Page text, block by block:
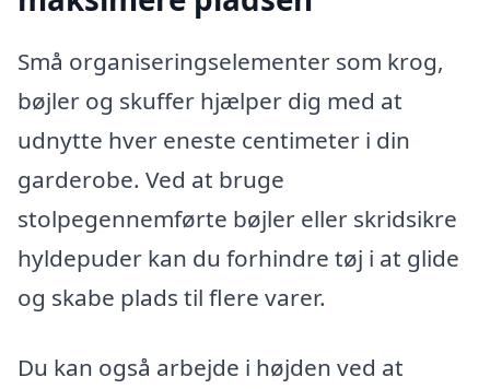
Små organiseringselementer som krog,
bøjler og skuffer hjælper dig med at
udnytte hver eneste centimeter i din
garderobe. Ved at bruge
stolpegennemførte bøjler eller skridsikre
hyldepuder kan du forhindre tøj i at glide
og skabe plads til flere varer.
Du kan også arbejde i højden ved at